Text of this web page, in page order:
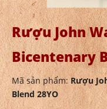
Rượu John
Bicentenary
Mã sản phẩm:Rượu
Blend 28YO